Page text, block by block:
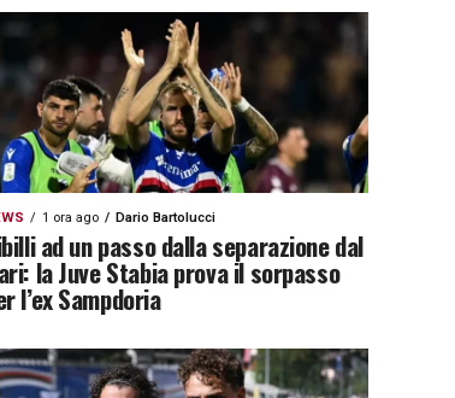
1 ora ago Dario Bartolucci
ad un passo dalla separazione dal
la Juve Stabia prova il sorpasso
l’ex Sampdoria